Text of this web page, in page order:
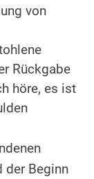
von
Rückgabe
höre, es ist
der Beginn